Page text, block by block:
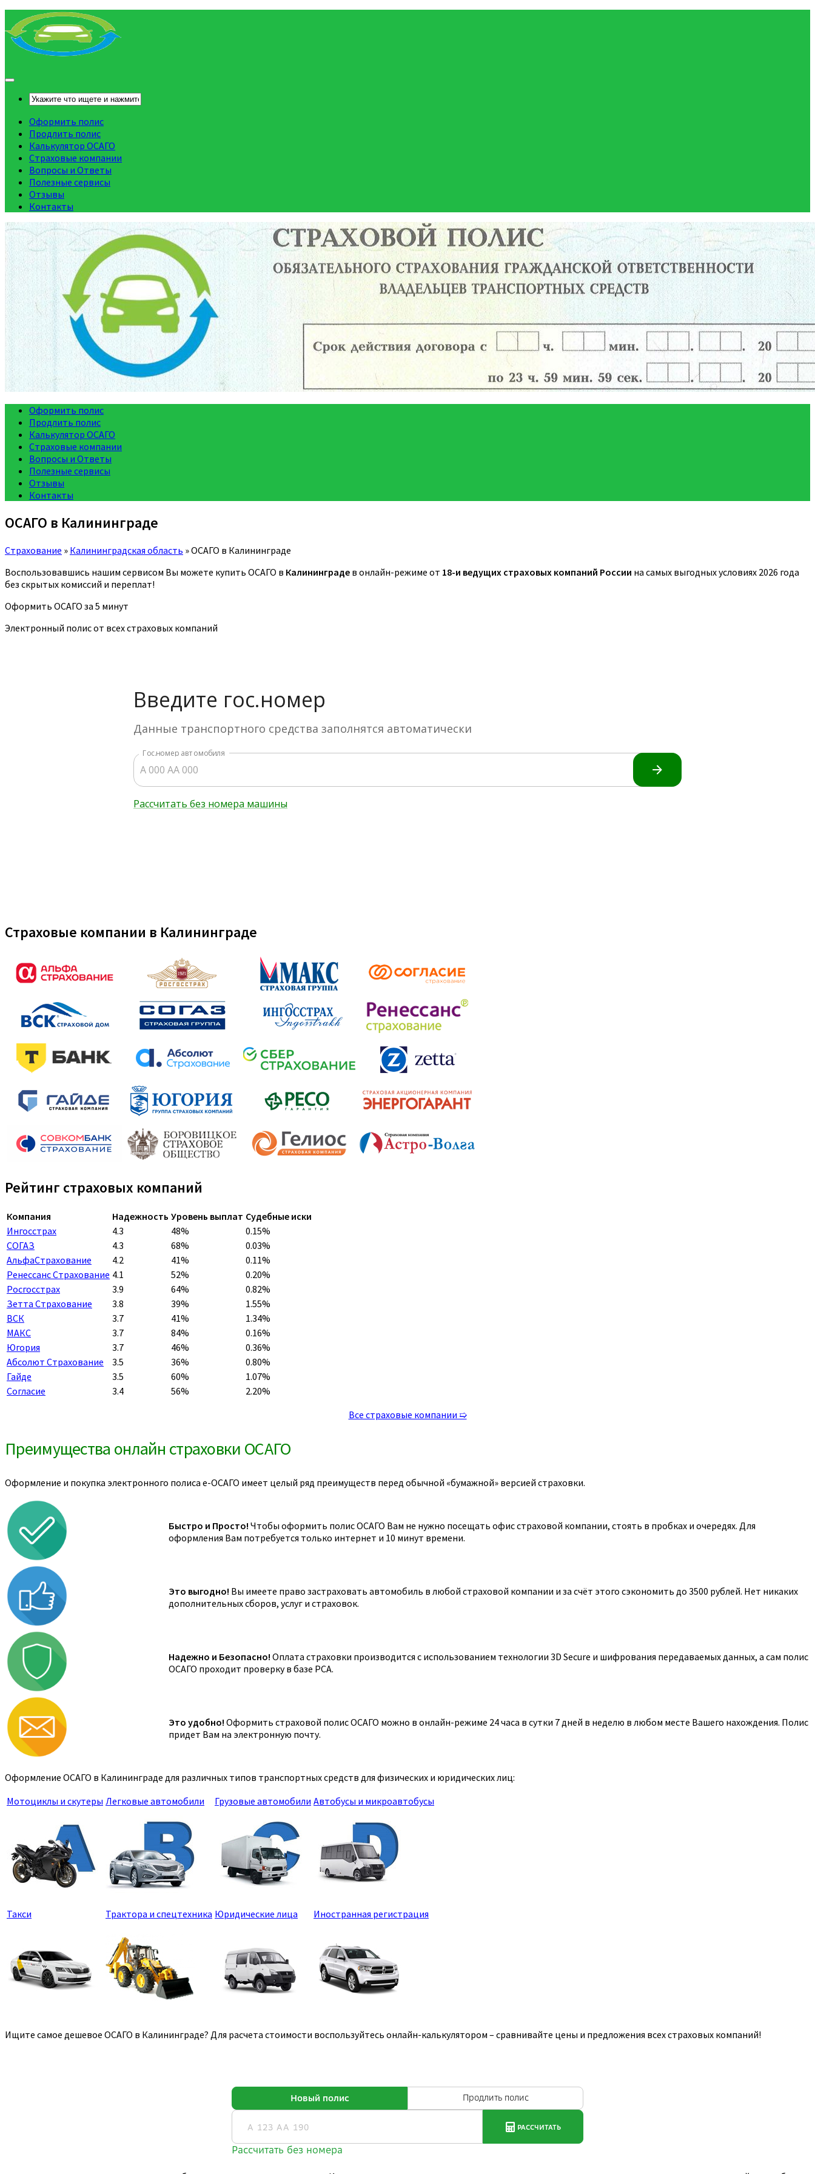
Оформить полис
Продлить полис
Калькулятор ОСАГО
Страховые компании
Вопросы и Ответы
Полезные сервисы
Отзывы
Контакты
Оформить полис
Продлить полис
Калькулятор ОСАГО
Страховые компании
Вопросы и Ответы
Полезные сервисы
Отзывы
Контакты
ОСАГО в Калининграде
Страхование » Калининградская область »ОСАГО в Калининграде
Воспользовавшись нашим сервисом Вы можете купить ОСАГО в Калининграде в онлайн-режиме от 18-и ведущих страховых компаний России на самых выгодных условиях 2026 года
без скрытых комиссий и переплат!
Оформить ОСАГО за 5 минут
Электронный полис от всех страховых компаний
Страховые компании в Калининграде
Рейтинг страховых компаний
Компания Надежность Уровень выплат Судебные иски
Ингосстрах
4.3 48%
0.15%
СОГАЗ
4.3 68%
0.03%
АльфаСтрахование
4.2 41%
0.11%
Ренессанс Страхование 4.1 52%
0.20%
Росгосстрах
3.9 64%
0.82%
Зетта Страхование
3.8 39%
1.55%
ВСК
3.7 41%
1.34%
МАКС
3.7 84%
0.16%
Югория
3.7 46%
0.36%
Абсолют Страхование
3.5 36%
0.80%
Гайде
3.5 60%
1.07%
Согласие
3.4 56%
2.20%
Все страховые компании ➯
Преимущества онлайн страховки ОСАГО
Оформление и покупка электронного полиса е-ОСАГО имеет целый ряд преимуществ перед обычной «бумажной» версией страховки.
Быстро и Просто! Чтобы оформить полис ОСАГО Вам не нужно посещать офис страховой компании, стоять в пробках и очередях. Для
оформления Вам потребуется только интернет и 10 минут времени.
Это выгодно! Вы имеете право застраховать автомобиль в любой страховой компании и за счёт этого сэкономить до 3500 рублей. Нет никаких
дополнительных сборов, услуг и страховок.
Надежно и Безопасно! Оплата страховки производится с использованием технологии 3D Secure и шифрования передаваемых данных, а сам полис
ОСАГО проходит проверку в базе РСА.
Это удобно! Оформить страховой полис ОСАГО можно в онлайн-режиме 24 часа в сутки 7 дней в неделю в любом месте Вашего нахождения. Полис
придет Вам на электронную почту.
Оформление ОСАГО в Калининграде для различных типов транспортных средств для физических и юридических лиц:
Мотоциклы и скутеры Легковые автомобили Грузовые автомобили Автобусы и микроавтобусы
Такси Трактора и спецтехника Юридические лица Иностранная регистрация
Ищите самое дешевое ОСАГО в Калининграде? Для расчета стоимости воспользуйтесь онлайн-калькулятором – сравнивайте цены и предложения всех страховых компаний!